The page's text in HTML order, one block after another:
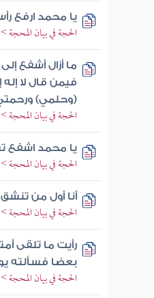
يا محمد ارفع
الحجة في بيان المحجة
ما أزال أشفع
فيمن قال لا
(وحلمي) ورحمتي
الحجة في بيان المحجة
يا محمد
الحجة في بيان المحجة
أنا أول من
الحجة في بيان
رأيت ما تلقى
بعضا فسألته
الحجة في بيان